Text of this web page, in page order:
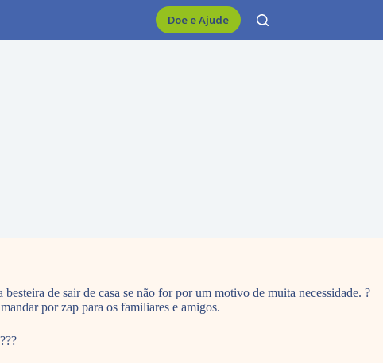
Doe e Ajude
de sair de casa se não for por um motivo de muita necessidade. ?
por zap para os familiares e amigos.